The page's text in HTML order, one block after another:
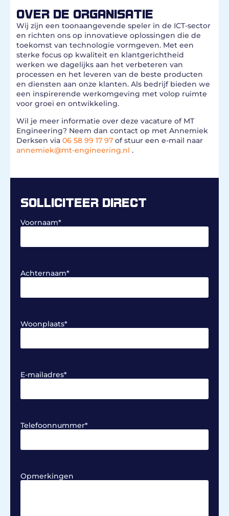
OVER DE ORGANISATIE
Wij zijn een toonaangevende speler in de ICT-sector
en richten ons op innovatieve oplossingen die de
toekomst van technologie vormgeven. Met een
sterke focus op kwaliteit en klantgerichtheid
werken we dagelijks aan het verbeteren van
processen en het leveren van de beste producten
en diensten aan onze klanten. Als bedrijf bieden we
een inspirerende werkomgeving met volop ruimte
voor groei en ontwikkeling.
Wil je meer informatie over deze vacature of MT
Engineering? Neem dan contact op met Annemiek
Derksen via 06 58 99 17 97 of stuur een e-mail naar
annemiek@mt-engineering.nl .
SOLLICITEER DIRECT
Voornaam*
Achternaam*
Woonplaats*
E-mailadres*
Telefoonnummer*
Opmerkingen